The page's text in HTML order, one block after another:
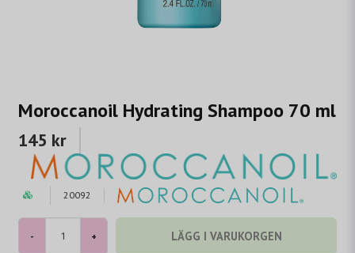
Moroccanoil Hydrating Shampoo 70 ml
145 kr
20092
- + LÄGG I VARUKORGEN